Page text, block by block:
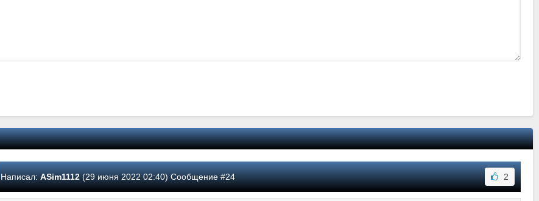
Написал: ASim1112(29 июня 2022 02:40) Сообщение #24 2